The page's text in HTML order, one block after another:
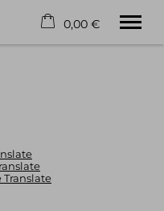
0,00 €
Translate